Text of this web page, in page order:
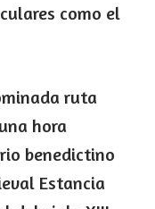
como el
ruta
hora
benedictino
Estancia